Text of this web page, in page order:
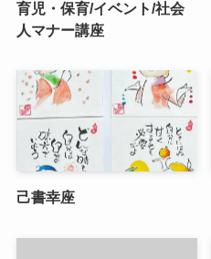
育児・保育/イベント/社会
人マナー講座
己書幸座